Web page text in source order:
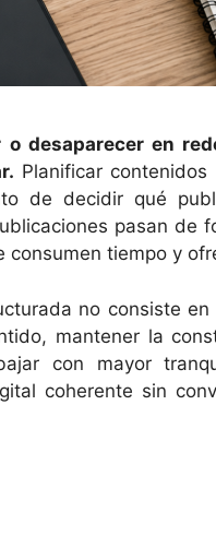
desaparecer en
Planificar
de decidir qué
pasan de
consumen tiempo y
no consiste
mantener la
con mayor
coherente sin